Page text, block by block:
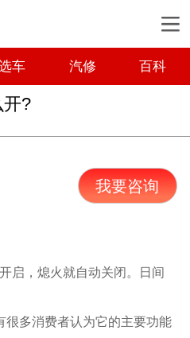
车 汽修 百科
开?
我要咨询
启，熄火就自动关闭。日间
很多消费者认为它的主要功能